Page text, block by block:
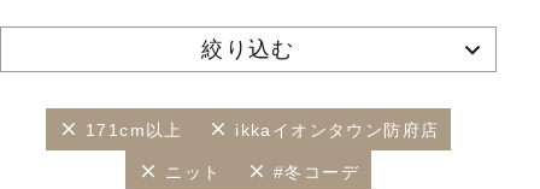
絞り込む
171cm以上 ikkaイオンタウン防府店
ニット #冬コーデ